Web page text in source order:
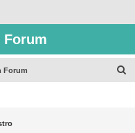
Forum
Forum